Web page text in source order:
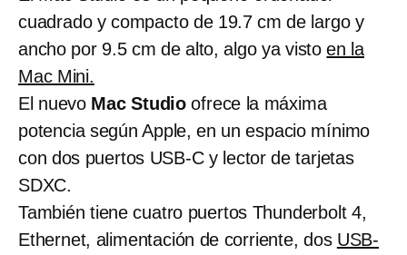
cuadrado y compacto de 19.7 cm de largo y
ancho por 9.5 cm de alto, algo ya vistoen la
Mac Mini.
El nuevo Mac Studioofrece la máxima
potencia según Apple, en un espacio mínimo
con dos puertos USB-C y lector de tarjetas
SDXC.
También tiene cuatro puertos Thunderbolt 4,
Ethernet, alimentación de corriente, dos USB-